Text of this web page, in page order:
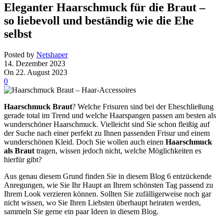
Eleganter Haarschmuck für die Braut –
so liebevoll und beständig wie die Ehe
selbst
Posted by Netshaper
14. Dezember 2023
On 22. August 2023
0
Haarschmuck Braut? Welche Frisuren sind bei der Eheschließung
gerade total im Trend und welche Haarspangen passen am besten als
wunderschöner Haarschmuck. Vielleicht sind Sie schon fleißig auf
der Suche nach einer perfekt zu Ihnen passenden Frisur und einem
wunderschönen Kleid. Doch Sie wollen auch einen Haarschmuck
als Braut tragen, wissen jedoch nicht, welche Möglichkeiten es
hierfür gibt?
Aus genau diesem Grund finden Sie in diesem Blog 6 entzückende
Anregungen, wie Sie Ihr Haupt an Ihrem schönsten Tag passend zu
Ihrem Look verzieren können. Sollten Sie zufälligerweise noch gar
nicht wissen, wo Sie Ihren Liebsten überhaupt heiraten werden,
sammeln Sie gerne ein paar Ideen in diesem Blog.